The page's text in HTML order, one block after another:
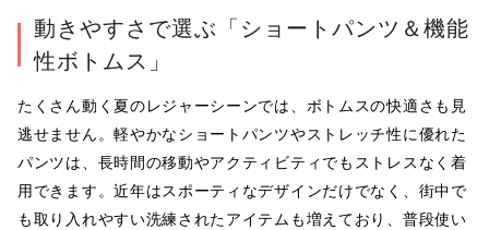
動きやすさで選ぶ「ショートパンツ＆機能
性ボトムス」
たくさん動く夏のレジャーシーンでは、ボトムスの快適さも見
逃せません。軽やかなショートパンツやストレッチ性に優れた
パンツは、長時間の移動やアクティビティでもストレスなく着
用できます。近年はスポーティなデザインだけでなく、街中で
も取り入れやすい洗練されたアイテムも増えており、普段使い